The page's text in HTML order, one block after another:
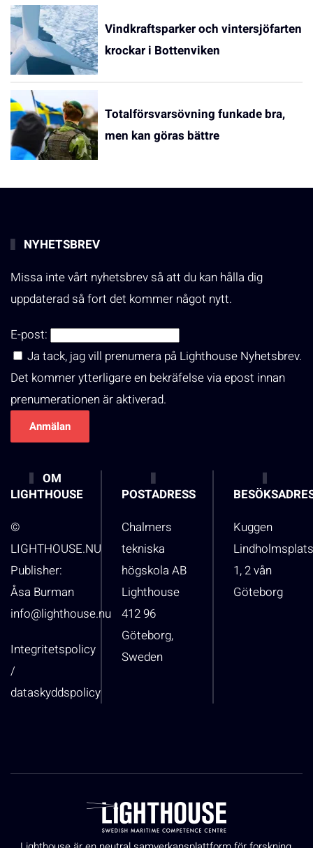
Vindkraftsparker och vintersjöfarten
krockar i Bottenviken
Totalförsvarsövning funkade bra,
men kan göras bättre
NYHETSBREV
Missa inte vårt nyhetsbrev så att du kan hålla dig
uppdaterad så fort det kommer något nytt.
E-post:
Ja tack, jag vill prenumera på Lighthouse Nyhetsbrev.
Det kommer ytterligare en bekräfelse via epost innan
prenumerationen är aktiverad.
OM
LIGHTHOUSE
©
LIGHTHOUSE.NU
Publisher:
Åsa Burman
info@lighthouse.nu
Integritetspolicy
/
dataskyddspolicy
POSTADRESS
Chalmers
tekniska
högskola AB
Lighthouse
412 96
Göteborg,
Sweden
Kuggen
1, 2 vån
Göteborg